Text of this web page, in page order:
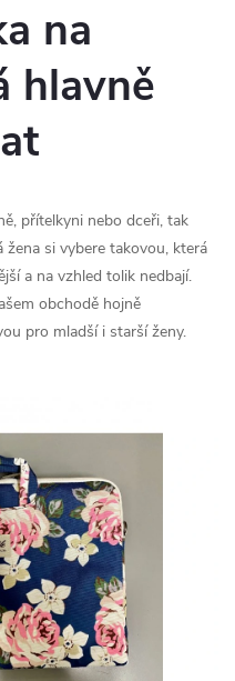
na
hlavně
přítelkyni nebo dceři, tak
si vybere takovou, která
a na vzhled tolik nedbají.
obchodě hojně
pro mladší i starší ženy.